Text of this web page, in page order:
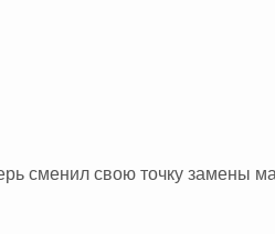
сменил свою точку замены